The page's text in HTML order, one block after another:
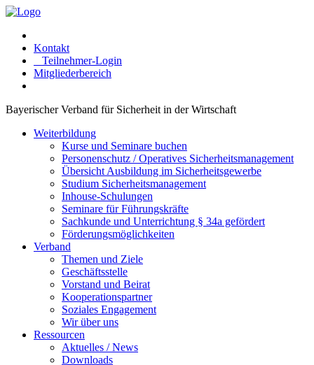
Kontakt
Teilnehmer-Login
Mitgliederbereich
Bayerischer Verband für Sicherheit in der Wirtschaft
Weiterbildung
Kurse und Seminare buchen
Personenschutz / Operatives Sicherheitsmanagement
Übersicht Ausbildung im Sicherheitsgewerbe
Studium Sicherheitsmanagement
Inhouse-Schulungen
Seminare für Führungskräfte
Sachkunde und Unterrichtung § 34a gefördert
Förderungsmöglichkeiten
Verband
Themen und Ziele
Geschäftsstelle
Vorstand und Beirat
Kooperationspartner
Soziales Engagement
Wir über uns
Ressourcen
Aktuelles / News
Downloads